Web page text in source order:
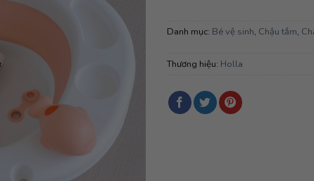
Danh mục: Bé vệ sinh, Chậu tắm,
Thương hiệu: Holla